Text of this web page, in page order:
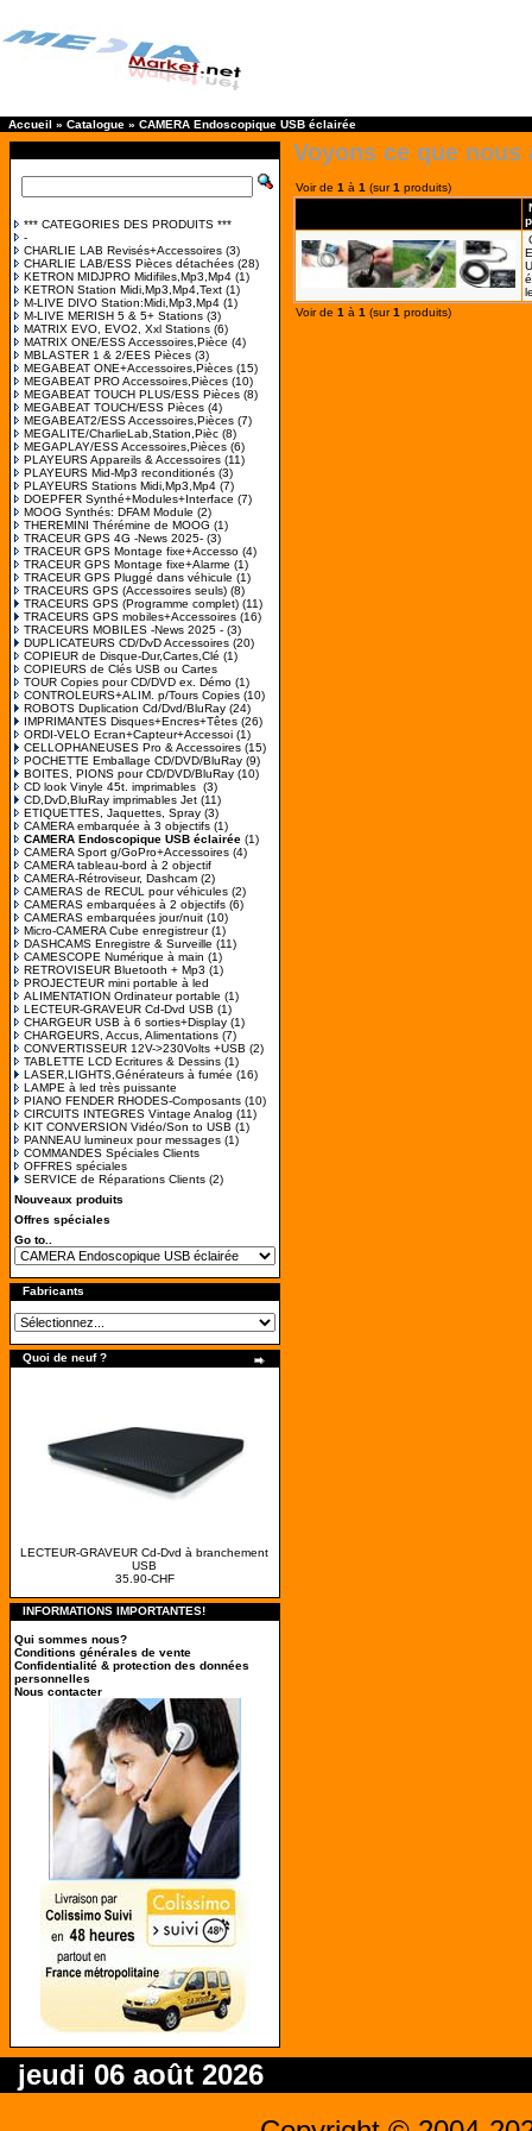
Accueil » Catalogue » CAMERA Endoscopique USB éclairée
*** CATEGORIES DES PRODUITS ***
-
CHARLIE LAB Revisés+Accessoires (3)
CHARLIE LAB/ESS Pièces détachées (28)
KETRON MIDJPRO Midifiles,Mp3,Mp4 (1)
KETRON Station Midi,Mp3,Mp4,Text (1)
M-LIVE DIVO Station:Midi,Mp3,Mp4 (1)
M-LIVE MERISH 5 & 5+ Stations (3)
MATRIX EVO, EVO2, Xxl Stations (6)
MATRIX ONE/ESS Accessoires,Pièce (4)
MBLASTER 1 & 2/EES Pièces (3)
MEGABEAT ONE+Accessoires,Pièces (15)
MEGABEAT PRO Accessoires,Pièces (10)
MEGABEAT TOUCH PLUS/ESS Pièces (8)
MEGABEAT TOUCH/ESS Pièces (4)
MEGABEAT2/ESS Accessoires,Pièces (7)
MEGALITE/CharlieLab,Station,Pièc (8)
MEGAPLAY/ESS Accessoires,Pièces (6)
PLAYEURS Appareils & Accessoires (11)
PLAYEURS Mid-Mp3 reconditionés (3)
PLAYEURS Stations Midi,Mp3,Mp4 (7)
DOEPFER Synthé+Modules+Interface (7)
MOOG Synthés: DFAM Module (2)
THEREMINI Thérémine de MOOG (1)
TRACEUR GPS 4G -News 2025- (3)
TRACEUR GPS Montage fixe+Accesso (4)
TRACEUR GPS Montage fixe+Alarme (1)
TRACEUR GPS Pluggé dans véhicule (1)
TRACEURS GPS (Accessoires seuls) (8)
TRACEURS GPS (Programme complet) (11)
TRACEURS GPS mobiles+Accessoires (16)
TRACEURS MOBILES -News 2025 - (3)
DUPLICATEURS CD/DvD Accessoires (20)
COPIEUR de Disque-Dur,Cartes,Clé (1)
COPIEURS de Clés USB ou Cartes
TOUR Copies pour CD/DVD ex. Démo (1)
CONTROLEURS+ALIM. p/Tours Copies (10)
ROBOTS Duplication Cd/Dvd/BluRay (24)
IMPRIMANTES Disques+Encres+Têtes (26)
ORDI-VELO Ecran+Capteur+Accessoi (1)
CELLOPHANEUSES Pro & Accessoires (15)
POCHETTE Emballage CD/DVD/BluRay (9)
BOITES, PIONS pour CD/DVD/BluRay (10)
CD look Vinyle 45t. imprimables (3)
CD,DvD,BluRay imprimables Jet (11)
ETIQUETTES, Jaquettes, Spray (3)
CAMERA embarquée à 3 objectifs (1)
CAMERA Endoscopique USB éclairée (1)
CAMERA Sport g/GoPro+Accessoires (4)
CAMERA tableau-bord à 2 objectif
CAMERA-Rétroviseur, Dashcam (2)
CAMERAS de RECUL pour véhicules (2)
CAMERAS embarquées à 2 objectifs (6)
CAMERAS embarquées jour/nuit (10)
Micro-CAMERA Cube enregistreur(1)
DASHCAMS Enregistre & Surveille (11)
CAMESCOPE Numérique à main (1)
RETROVISEUR Bluetooth + Mp3 (1)
PROJECTEUR mini portable à led
ALIMENTATION Ordinateur portable (1)
LECTEUR-GRAVEUR Cd-Dvd USB (1)
CHARGEUR USB à 6 sorties+Display (1)
CHARGEURS, Accus, Alimentations (7)
CONVERTISSEUR 12V->230Volts +USB (2)
TABLETTE LCD Ecritures & Dessins (1)
LASER,LIGHTS,Générateurs à fumée (16)
LAMPE à led très puissante
PIANO FENDER RHODES-Composants (10)
CIRCUITS INTEGRES Vintage Analog (11)
KIT CONVERSION Vidéo/Son to USB (1)
PANNEAU lumineux pour messages (1)
COMMANDES Spéciales Clients
OFFRES spéciales
SERVICE de Réparations Clients (2)
Nouveaux produits
Offres spéciales
Go to..
Fabricants
Quoi de neuf ?
LECTEUR-GRAVEUR Cd-Dvd à branchement
USB
35.90-CHF
INFORMATIONS IMPORTANTES!
Qui sommes nous?
Conditions générales de vente
Confidentialité & protection des données
personnelles
Nous contacter
Voyons ce que nous
Voir de 1 à 1 (sur1 produits)
Voir de 1 à 1 (sur1 produits)
jeudi 06 août 2026